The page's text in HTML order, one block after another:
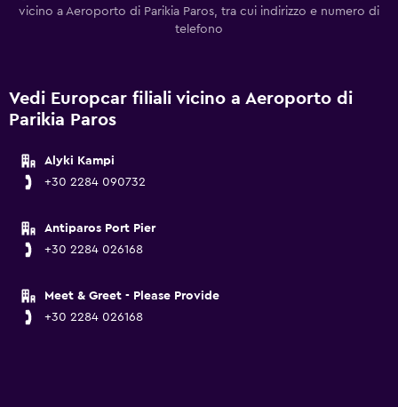
vicino a Aeroporto di Parikia Paros, tra cui indirizzo e numero di
telefono
Vedi Europcar filiali vicino a Aeroporto di
Parikia Paros
Alyki Kampi
+30 2284 090732
Antiparos Port Pier
+30 2284 026168
Meet & Greet - Please Provide
+30 2284 026168